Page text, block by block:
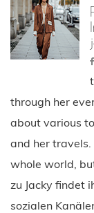
through her
about various
and her
whole world,
zu Jacky findet
sozialen